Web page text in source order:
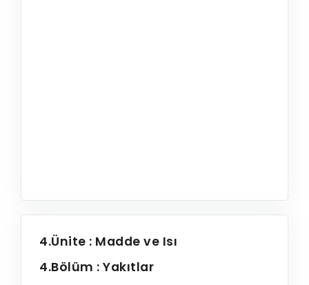
4.Ünite : Madde ve Isı
4.Bölüm : Yakıtlar